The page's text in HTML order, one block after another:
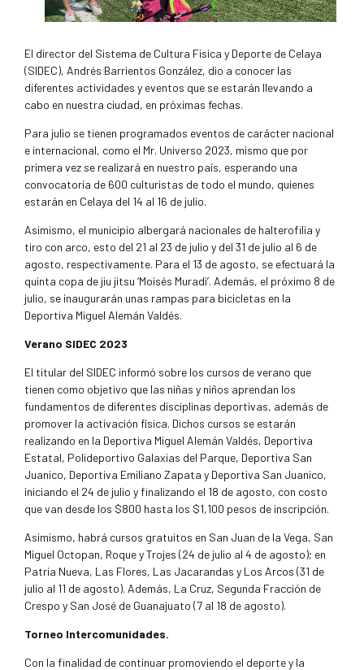
El director del Sistema de Cultura Física y Deporte de Celaya
(SIDEC), Andrés Barrientos González, dio a conocer las
diferentes actividades y eventos que se estarán llevando a
cabo en nuestra ciudad, en próximas fechas.
Para julio se tienen programados eventos de carácter nacional
e internacional, como el Mr. Universo 2023, mismo que por
primera vez se realizará en nuestro país, esperando una
convocatoria de 600 culturistas de todo el mundo, quienes
estarán en Celaya del 14 al 16 de julio.
Asimismo, el municipio albergará nacionales de halterofilia y
tiro con arco, esto del 21 al 23 de julio y del 31 de julio al 6 de
agosto, respectivamente. Para el 13 de agosto, se efectuará la
quinta copa de jiu jitsu ‘Moisés Muradi’. Además, el próximo 8 de
julio, se inaugurarán unas rampas para bicicletas en la
Deportiva Miguel Alemán Valdés.
Verano SIDEC 2023
El titular del SIDEC informó sobre los cursos de verano que
tienen como objetivo que las niñas y niños aprendan los
fundamentos de diferentes disciplinas deportivas, además de
promover la activación física. Dichos cursos se estarán
realizando en la Deportiva Miguel Alemán Valdés, Deportiva
Estatal, Polideportivo Galaxias del Parque, Deportiva San
Juanico, Deportiva Emiliano Zapata y Deportiva San Juanico,
iniciando el 24 de julio y finalizando el 18 de agosto, con costo
que van desde los $800 hasta los $1,100 pesos de inscripción.
Asimismo, habrá cursos gratuitos en San Juan de la Vega, San
Miguel Octopan, Roque y Trojes (24 de julio al 4 de agosto); en
Patria Nueva, Las Flores, Las Jacarandas y Los Arcos (31 de
julio al 11 de agosto). Además, La Cruz, Segunda Fracción de
Crespo y San José de Guanajuato (7 al 18 de agosto).
Torneo Intercomunidades.
Con la finalidad de continuar promoviendo el deporte y la